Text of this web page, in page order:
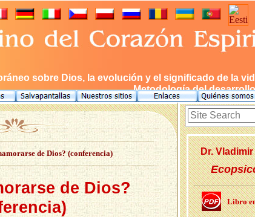
sobre Dios, la evolución y el significado de la
Metodología del
de Dios? (conferencia)
de Dios?
Dr.
Libro